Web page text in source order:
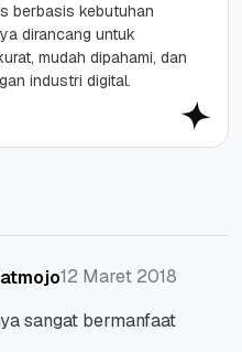
berbasis kebutuhan
dirancang untuk
mudah dipahami, dan
industri digital.
12 Maret 2018
sangat bermanfaat